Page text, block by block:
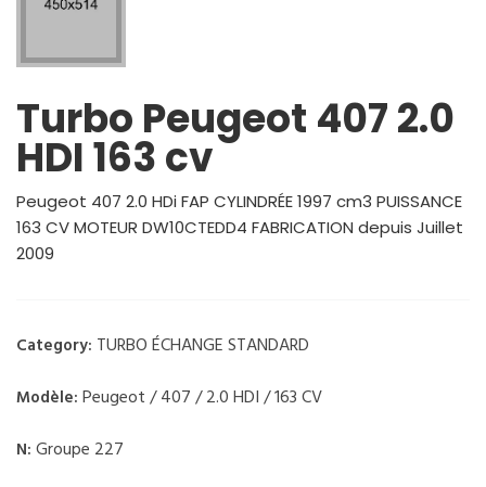
Turbo Peugeot 407 2.0
HDI 163 cv
Peugeot 407 2.0 HDi FAP CYLINDRÉE 1997 cm3 PUISSANCE
163 CV MOTEUR DW10CTEDD4 FABRICATION depuis Juillet
2009
Category: TURBO ÉCHANGE STANDARD
Modèle: Peugeot / 407 / 2.0 HDI / 163 CV
N: Groupe 227